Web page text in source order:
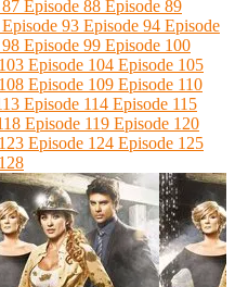
Episode 88 Episode 89
Episode 93 Episode 94 Episode
Episode 99 Episode 100
Episode 104 Episode 105
Episode 109 Episode 110
Episode 114 Episode 115
Episode 119 Episode 120
Episode 124 Episode 125